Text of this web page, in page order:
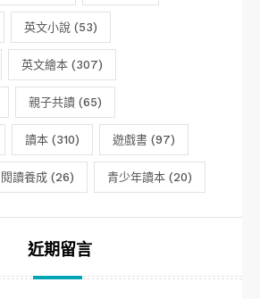
英文小說 (53)
英文繪本 (307)
親子共讀 (65)
讀本 (310) 遊戲書 (97)
閱讀養成 (26) 青少年讀本 (20)
近期留言